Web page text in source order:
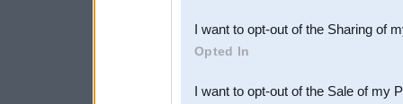
Downstream Participants
third parties.
I want to opt-out of the Sharing of
Opted In
I want to opt-out of the Sale of my